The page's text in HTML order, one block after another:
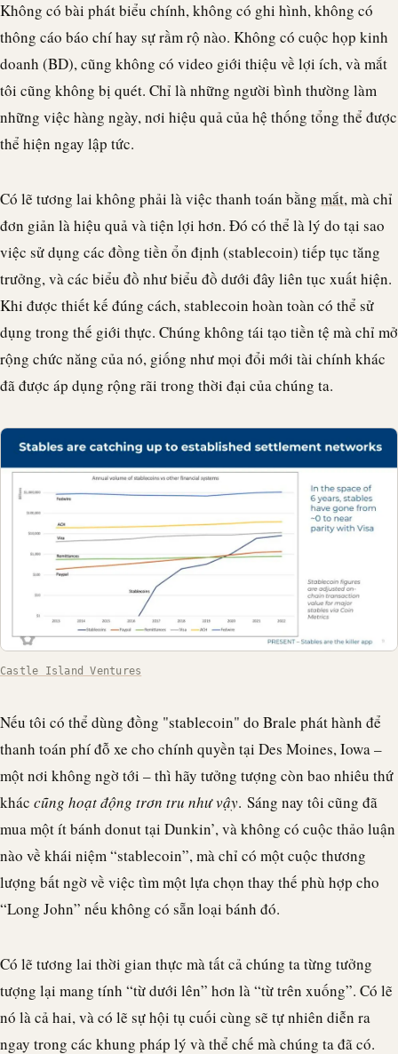
Không có bài phát biểu chính, không có ghi hình, không có
thông cáo báo chí hay sự rầm rộ nào. Không có cuộc họp kinh
doanh (BD), cũng không có video giới thiệu về lợi ích, và mắt
tôi cũng không bị quét. Chỉ là những người bình thường làm
những việc hàng ngày, nơi hiệu quả của hệ thống tổng thể được
thể hiện ngay lập tức.
Có lẽ tương lai không phải là việc thanh toán bằng mắt, mà chỉ
đơn giản là hiệu quả và tiện lợi hơn. Đó có thể là lý do tại sao
việc sử dụng các đồng tiền ổn định (stablecoin) tiếp tục tăng
trưởng, và các biểu đồ như biểu đồ dưới đây liên tục xuất hiện.
Khi được thiết kế đúng cách, stablecoin hoàn toàn có thể sử
dụng trong thế giới thực. Chúng không tái tạo tiền tệ mà chỉ mở
rộng chức năng của nó, giống như mọi đổi mới tài chính khác
đã được áp dụng rộng rãi trong thời đại của chúng ta.
Castle Island Ventures
Nếu tôi có thể dùng đồng "stablecoin" do Brale phát hành để
thanh toán phí đỗ xe cho chính quyền tại Des Moines, Iowa –
một nơi không ngờ tới – thì hãy tưởng tượng còn bao nhiêu thứ
khác cũng hoạt động trơn tru như vậy. Sáng nay tôi cũng đã
mua một ít bánh donut tại Dunkin’, và không có cuộc thảo luận
nào về khái niệm “stablecoin”, mà chỉ có một cuộc thương
lượng bất ngờ về việc tìm một lựa chọn thay thế phù hợp cho
“Long John” nếu không có sẵn loại bánh đó.
Có lẽ tương lai thời gian thực mà tất cả chúng ta từng tưởng
tượng lại mang tính “từ dưới lên” hơn là “từ trên xuống”. Có lẽ
nó là cả hai, và có lẽ sự hội tụ cuối cùng sẽ tự nhiên diễn ra
ngay trong các khung pháp lý và thể chế mà chúng ta đã có.